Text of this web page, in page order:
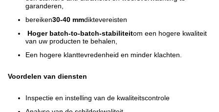
garanderen,
bereiken30-40 mmdiktevereisten
Hoger batch-to-batch-stabiliteitom een hogere kwaliteit
van uw producten te behalen,
Een hogere klanttevredenheid en minder klachten.
Voordelen van diensten
Inspectie en instelling van de kwaliteitscontrole